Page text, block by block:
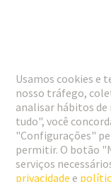
Accessories
Han®ES Press